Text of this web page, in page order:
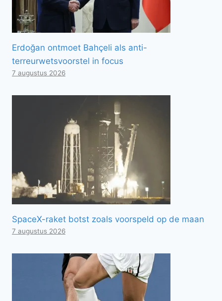
Erdoğan ontmoet Bahçeli als anti-
terreurwetsvoorstel in focus
7 augustus 2026
SpaceX-raket botst zoals voorspeld op de maan
7 augustus 2026